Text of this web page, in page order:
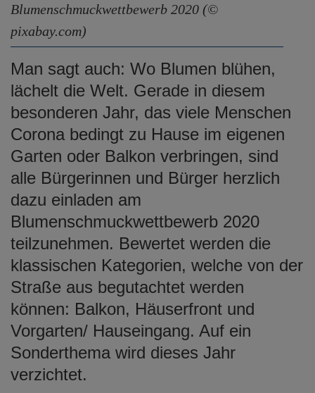
Blumenschmuckwettbewerb 2020 (©
pixabay.com)
Man sagt auch: Wo Blumen blühen,
lächelt die Welt. Gerade in diesem
besonderen Jahr, das viele Menschen
Corona bedingt zu Hause im eigenen
Garten oder Balkon verbringen, sind
alle Bürgerinnen und Bürger herzlich
dazu einladen am
Blumenschmuckwettbewerb 2020
teilzunehmen. Bewertet werden die
klassischen Kategorien, welche von der
Straße aus begutachtet werden
können: Balkon, Häuserfront und
Vorgarten/ Hauseingang. Auf ein
Sonderthema wird dieses Jahr
verzichtet.